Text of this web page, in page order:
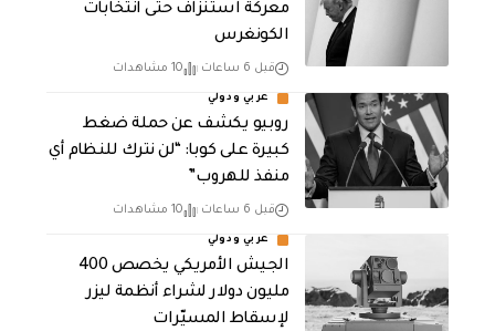
معركة استنزاف حتى انتخابات
الكونغرس
قبل 6 ساعات 10 مشاهدات
عربي ودولي
روبيو يكشف عن حملة ضغط
كبيرة على كوبا: “لن نترك للنظام أي
منفذ للهروب”
قبل 6 ساعات 10 مشاهدات
عربي ودولي
الجيش الأمريكي يخصص 400
مليون دولار لشراء أنظمة ليزر
لإسقاط المسيّرات